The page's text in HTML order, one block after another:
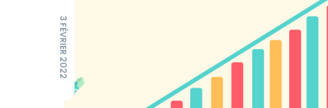
3 FÉVRIER 2022